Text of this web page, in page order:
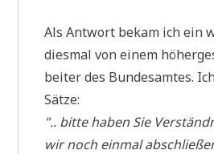
Als Ant­wort bekam ich ein
dies­mal von einem
bei­ter des Bun­des­am­tes.
Sätze:
".. bit­te haben Sie
wir noch ein­mal